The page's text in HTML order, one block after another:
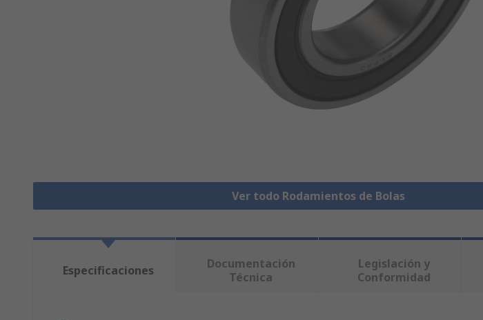
Ver todo Rodamientos de Bolas
Especificaciones
Documentación
Técnica
Legislación y
Conformidad